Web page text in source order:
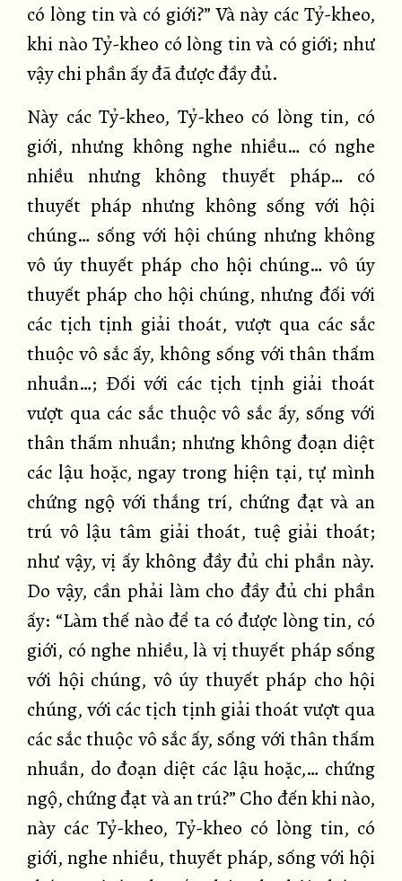
có lòng tin và có giới?” Và này các Tỷ-kheo,
khi nào Tỷ-kheo có lòng tin và có giới; như
vậy chi phần ấy đã được đầy đủ.
Này các Tỷ-kheo, Tỷ-kheo có lòng tin, có
giới, nhưng không nghe nhiều… có nghe
nhiều nhưng không thuyết pháp… có
thuyết pháp nhưng không sống với hội
chúng… sống với hội chúng nhưng không
vô úy thuyết pháp cho hội chúng… vô úy
thuyết pháp cho hội chúng, nhưng đối với
các tịch tịnh giải thoát, vượt qua các sắc
thuộc vô sắc ấy, không sống với thân thấm
nhuần…; Đối với các tịch tịnh giải thoát
vượt qua các sắc thuộc vô sắc ấy, sống với
thân thấm nhuần; nhưng không đoạn diệt
các lậu hoặc, ngay trong hiện tại, tự mình
chứng ngộ với thắng trí, chứng đạt và an
trú vô lậu tâm giải thoát, tuệ giải thoát;
như vậy, vị ấy không đầy đủ chi phần này.
Do vậy, cần phải làm cho đầy đủ chi phần
ấy: “Làm thế nào để ta có được lòng tin, có
giới, có nghe nhiều, là vị thuyết pháp sống
với hội chúng, vô úy thuyết pháp cho hội
chúng, với các tịch tịnh giải thoát vượt qua
các sắc thuộc vô sắc ấy, sống với thân thấm
nhuần, do đoạn diệt các lậu hoặc,… chứng
ngộ, chứng đạt và an trú?” Cho đến khi nào,
này các Tỷ-kheo, Tỷ-kheo có lòng tin, có
giới, nghe nhiều, thuyết pháp, sống với hội